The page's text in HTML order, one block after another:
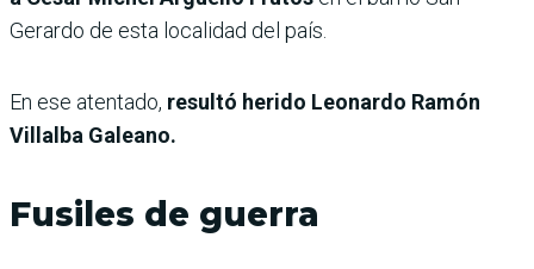
Gerardo de esta localidad del país.
En ese atentado, resultó herido Leonardo Ramón
Villalba Galeano.
Fusiles de guerra